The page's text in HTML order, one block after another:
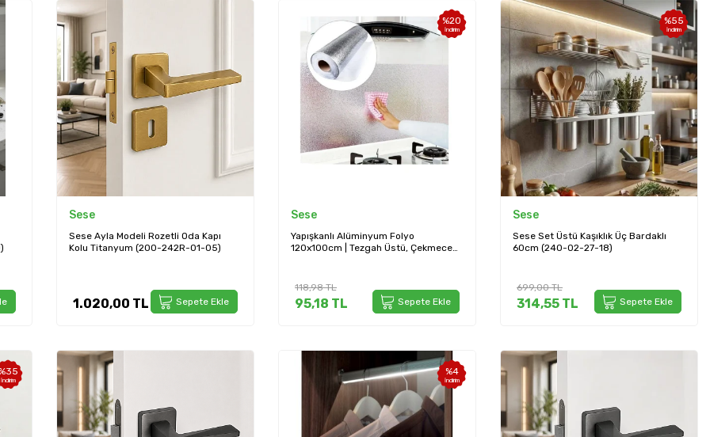
Sese
Sese Ayla Modeli Rozetli Oda Kapı
Kolu Titanyum (200-242R-01-05)
1.020,00 TL Sepete Ekle
%20
İndirim
Sese
Yapışkanlı Alüminyum Folyo
120x100cm | Tezgah Üstü, Çekmece
118,98TL
95,18 TL Sepete Ekle
%55
İndirim
Sese
Sese Set Üstü Kaşıklık Üç Bardaklı
60cm (240-02-27-18)
699,00TL
314,55 TL Sepete Ekle
35
İndirim
%4
İndirim